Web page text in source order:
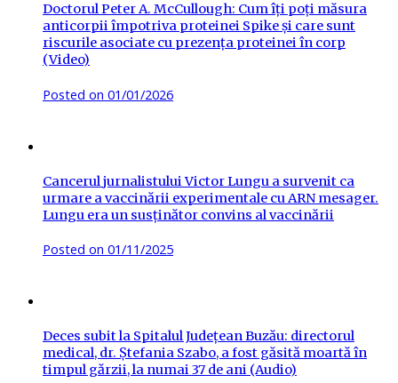
Doctorul Peter A. McCullough: Cum îți poți măsura
anticorpii împotriva proteinei Spike și care sunt
riscurile asociate cu prezența proteinei în corp
(Video)
Posted on 01/01/2026
Cancerul jurnalistului Victor Lungu a survenit ca
urmare a vaccinării experimentale cu ARN mesager.
Lungu era un susținător convins al vaccinării
Posted on 01/11/2025
Deces subit la Spitalul Județean Buzău: directorul
medical, dr. Ștefania Szabo, a fost găsită moartă în
timpul gărzii, la numai 37 de ani (Audio)